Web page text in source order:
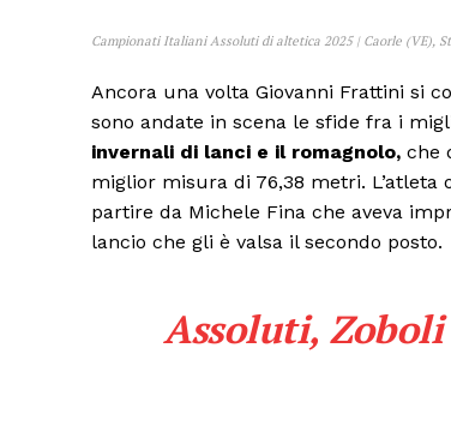
Campionati Italiani Assoluti di altetica 2025 | Caorle (VE),
Ancora una volta Giovanni Frattini si
sono andate in scena le sfide fra i
invernali di lanci e il romagnolo, che
miglior misura di 76,38 metri.
partire da Michele Fina che aveva
lancio che gli è valsa il secondo posto.
Assoluti,